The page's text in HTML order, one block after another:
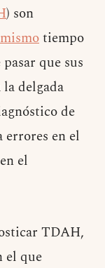
) son
tiempo
que sus
delgada
de
en el
el
TDAH,
el que